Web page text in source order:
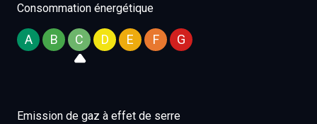
Grande terrasse extérieure
Cave
Grand garage extérieur.
Grand parking intérieur ( plusieurs véhicules)
Consommation énergétique
A B C D E F G
Emission de gaz à effet de serre